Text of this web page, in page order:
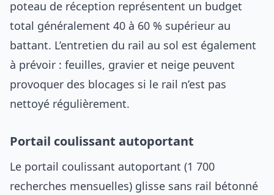
poteau de réception représentent un budget
total généralement 40 à 60 % supérieur au
battant. L’entretien du rail au sol est également
à prévoir : feuilles, gravier et neige peuvent
provoquer des blocages si le rail n’est pas
nettoyé régulièrement.
Portail coulissant autoportant
Le portail coulissant autoportant (1 700
recherches mensuelles) glisse sans rail bétonné